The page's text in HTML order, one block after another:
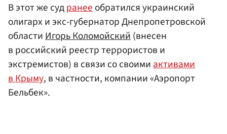
В этот же судранееобратился украинский
олигарх и экс-губернатор Днепропетровской
областиИгорь Коломойский(внесен
в российский реестр террористов и
экстремистов) в связи со своимиактивами
в Крыму, в частности, компании «Аэропорт
Бельбек».